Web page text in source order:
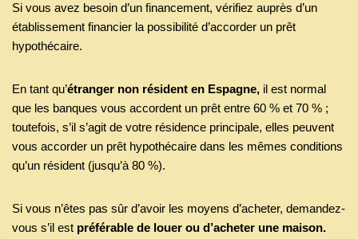
Si vous avez besoin d’un financement, vérifiez auprès d’un
établissement financier la possibilité d’accorder un prêt
hypothécaire.
En tant qu’étranger non résident en Espagne, il est normal
que les banques vous accordent un prêt entre 60 % et 70 % ;
toutefois, s’il s’agit de votre résidence principale, elles peuvent
vous accorder un prêt hypothécaire dans les mêmes conditions
qu’un résident (jusqu’à 80 %).
Si vous n’êtes pas sûr d’avoir les moyens d’acheter, demandez-
vous s’il est préférable de louer ou d’acheter une maison.